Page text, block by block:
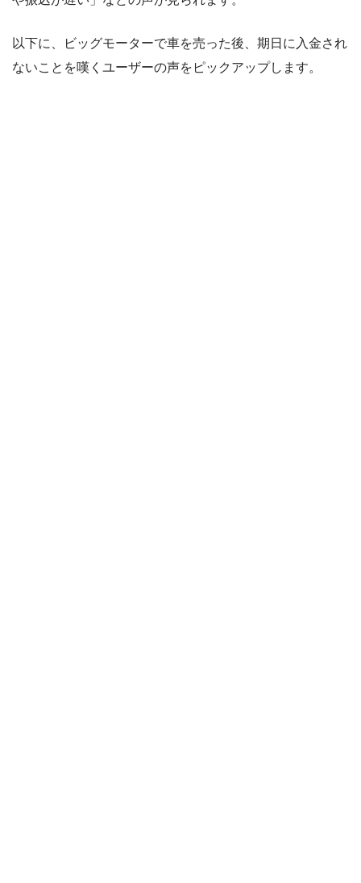
以下に、ビッグモーターで車を売った後、期日に入金され
ないことを嘆くユーザーの声をピックアップします。